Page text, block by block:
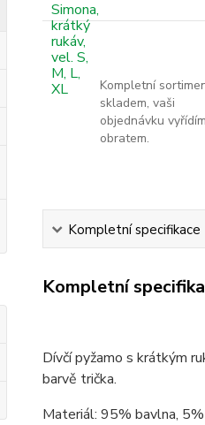
Kompletní
skladem, vaši
objednávku
obratem.
Kompletní specifikace
Kompletní
Dívčí pyžamo s krátkým
barvě trička.
Materiál: 95% bavlna,